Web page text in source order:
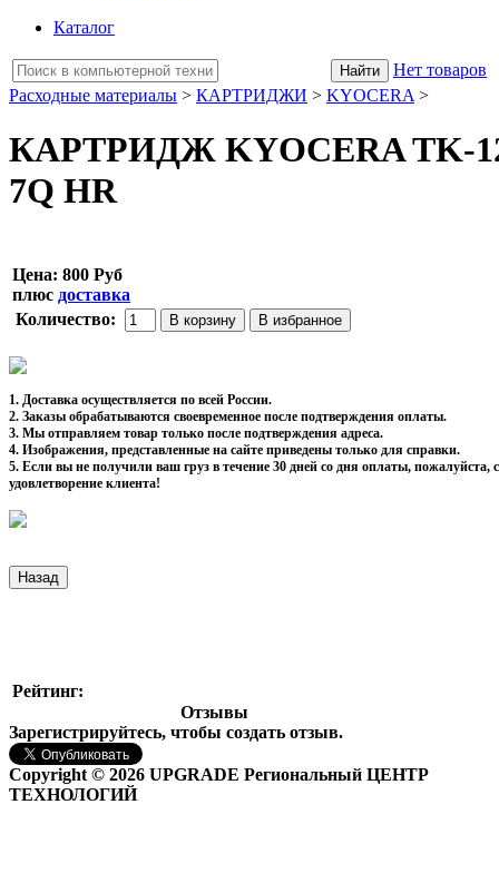
Каталог
Нет товаров
Расходные материалы > КАРТРИДЖИ > KYOCERA >
КАРТРИДЖ KYOCERA TK-
7Q HR
Цена: 800 Руб
плюс доставка
Количество:
1. Доставка осуществляется по всей России.
2. Заказы обрабатываются своевременное после подтверждения оплаты.
3. Мы отправляем товар только после подтверждения адреса.
4. Изображения, представленные на сайте приведены только для справки.
5. Если вы не получили ваш груз в течение 30 дней со дня оплаты,
удовлетворение клиента!
Рейтинг:
Отзывы
Зарегистрируйтесь, чтобы создать отзыв.
Copyright © 2026 UPGRADE Региональный ЦЕНТР
ТЕХНОЛОГИЙ